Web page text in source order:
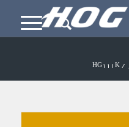
/
HG111K